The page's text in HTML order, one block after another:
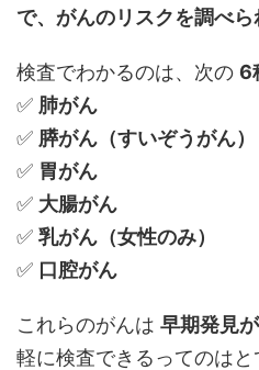
で、がんのリスクを調べら
検査でわかるのは、次の 6
✅ 肺がん
✅ 膵がん（すいぞうがん）
✅ 胃がん
✅ 大腸がん
✅ 乳がん（女性のみ）
✅ 口腔がん
これらのがんは 早期発見
軽に検査できるってのはと